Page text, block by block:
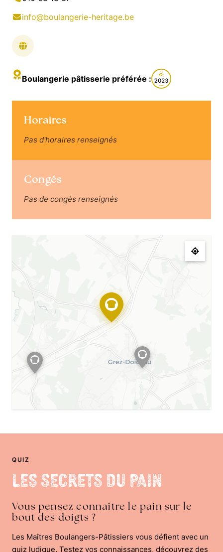
info@boulangerie-heritage.be
Boulangerie pâtisserie préférée :
Horaires
Pas d'horaires renseignés
Congés
Pas de congés renseignés
QUIZ
Les Secrets du Pain
Vous pensez connaître le pain sur le
bout des doigts ?
Les Maîtres Boulangers-Pâtissiers vous défient avec un
quiz ludique. Testez vos connaissances, découvrez des